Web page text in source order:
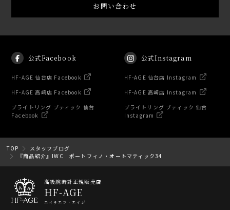
お問い合わせ
公式Facebook
HF-AGE 仙台店 Facebook
HF-AGE 高崎店 Facebook
ブライトリング ブティック 仙台
Facebook
公式Instagram
HF-AGE 仙台店 Instagram
HF-AGE 高崎店 Instagram
ブライトリング ブティック 仙台
Instagram
TOP
スタッフブログ
『商品紹介』IWC ポートフィノ・オートマティック34
高級腕時計正規販売店
HF-AGE
エイチエフ・エイジ